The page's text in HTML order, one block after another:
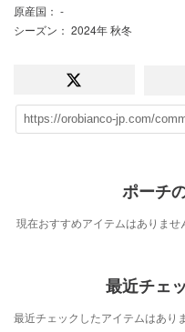
原産国 ： -
シーズン ： 2024年 秋冬
ポーチ
現在おすすめアイテムはありませ
最近チェ
最近チェックしたアイテムはあり